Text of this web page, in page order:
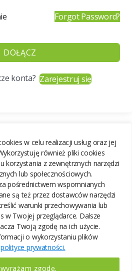
w celu realizacji usług oraz jej
również pliki cookies
korzystania z zewnętrznych narzędzi
lub społecznościowych.
pośrednictwem wspomnianych
są też przez dostawców narzędzi
warunki przechowywania lub
w Twojej przeglądarce. Dalsze
Twoją zgodę na ich użycie.
o wykorzystaniu plików
polityce prywatności.
zgodę.
Forgot Password?
DOŁĄCZ
konta?Zarejestruj się